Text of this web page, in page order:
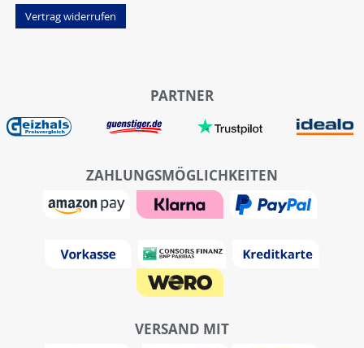
Vertrag widerrufen
PARTNER
ZAHLUNGSMÖGLICHKEITEN
VERSAND MIT